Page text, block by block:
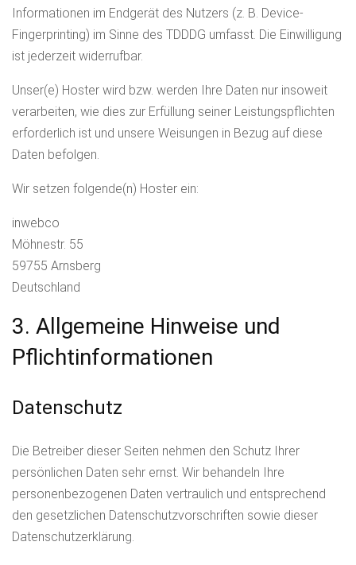
Informationen im Endgerät des Nutzers (z. B. Device-
Fingerprinting) im Sinne des TDDDG umfasst. Die Einwilligung
ist jederzeit widerrufbar.
Unser(e) Hoster wird bzw. werden Ihre Daten nur insoweit
verarbeiten, wie dies zur Erfüllung seiner Leistungspflichten
erforderlich ist und unsere Weisungen in Bezug auf diese
Daten befolgen.
Wir setzen folgende(n) Hoster ein:
inwebco
Möhnestr. 55
59755 Arnsberg
Deutschland
3. Allgemeine Hinweise und
Pflichtinformationen
Datenschutz
Die Betreiber dieser Seiten nehmen den Schutz Ihrer
persönlichen Daten sehr ernst. Wir behandeln Ihre
personenbezogenen Daten vertraulich und entsprechend
den gesetzlichen Datenschutzvorschriften sowie dieser
Datenschutzerklärung.